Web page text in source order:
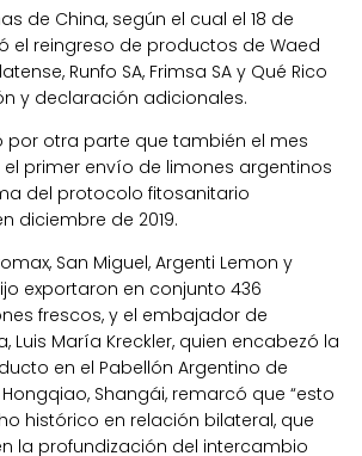
de China, según el cual el 18 de
el reingreso de productos de Waed
Runfo SA, Frimsa SA y Qué Rico
y declaración adicionales.
por otra parte que también el mes
primer envío de limones argentinos
del protocolo fitosanitario
diciembre de 2019.
San Miguel, Argenti Lemon y
exportaron en conjunto 436
frescos, y el embajador de
Luis María Kreckler, quien encabezó la
en el Pabellón Argentino de
Shangái, remarcó que “esto
histórico en relación bilateral, que
la profundización del intercambio